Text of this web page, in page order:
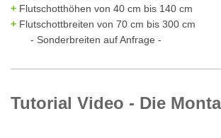
+ Flutschotthöhen von 40 cm bis 140 cm
+ Flutschottbreiten von 70 cm bis 300 cm
- Sonderbreiten auf Anfrage -
Tutorial Video - Die